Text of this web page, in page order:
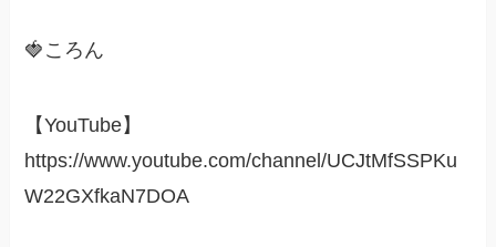
🍓ころん
【YouTube】
https://www.youtube.com/channel/UCJtMfSSPKu
W22GXfkaN7DOA